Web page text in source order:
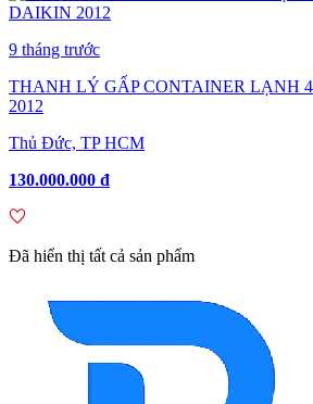
9 tháng trước
THANH LÝ GẤP CONTAINER LẠNH
2012
Thủ Đức, TP HCM
130.000.000 đ
Đã hiển thị tất cả sản phẩm